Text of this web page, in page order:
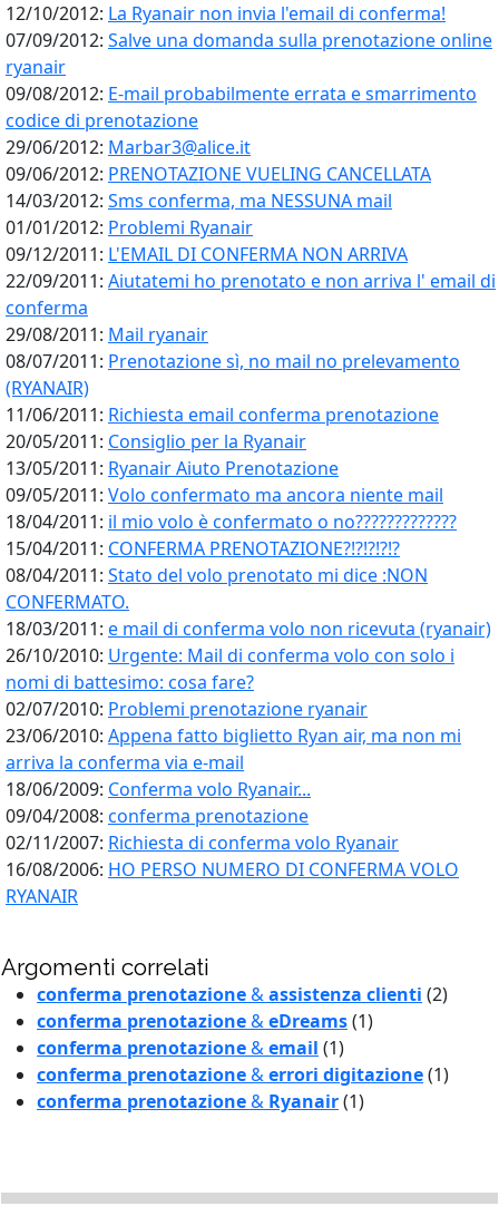
12/10/2012: La Ryanair non invia l'email di conferma!
07/09/2012: Salve una domanda sulla prenotazione online
ryanair
09/08/2012: E-mail probabilmente errata e smarrimento
codice di prenotazione
29/06/2012: Marbar3@alice.it
09/06/2012: PRENOTAZIONE VUELING CANCELLATA
14/03/2012: Sms conferma, ma NESSUNA mail
01/01/2012: Problemi Ryanair
09/12/2011: L'EMAIL DI CONFERMA NON ARRIVA
22/09/2011: Aiutatemi ho prenotato e non arriva l' email di
conferma
29/08/2011: Mail ryanair
08/07/2011: Prenotazione sì, no mail no prelevamento
(RYANAIR)
11/06/2011: Richiesta email conferma prenotazione
20/05/2011: Consiglio per la Ryanair
13/05/2011: Ryanair Aiuto Prenotazione
09/05/2011: Volo confermato ma ancora niente mail
18/04/2011: il mio volo è confermato o no?????????????
15/04/2011: CONFERMA PRENOTAZIONE?!?!?!?!?
08/04/2011: Stato del volo prenotato mi dice :NON
CONFERMATO.
18/03/2011: e mail di conferma volo non ricevuta (ryanair)
26/10/2010: Urgente: Mail di conferma volo con solo i
nomi di battesimo: cosa fare?
02/07/2010: Problemi prenotazione ryanair
23/06/2010: Appena fatto biglietto Ryan air, ma non mi
arriva la conferma via e-mail
18/06/2009: Conferma volo Ryanair...
09/04/2008: conferma prenotazione
02/11/2007: Richiesta di conferma volo Ryanair
16/08/2006: HO PERSO NUMERO DI CONFERMA VOLO
RYANAIR
Argomenti correlati
conferma prenotazione&assistenza clienti (2)
conferma prenotazione&eDreams(1)
conferma prenotazione&email (1)
conferma prenotazione&errori digitazione(1)
conferma prenotazione& Ryanair(1)